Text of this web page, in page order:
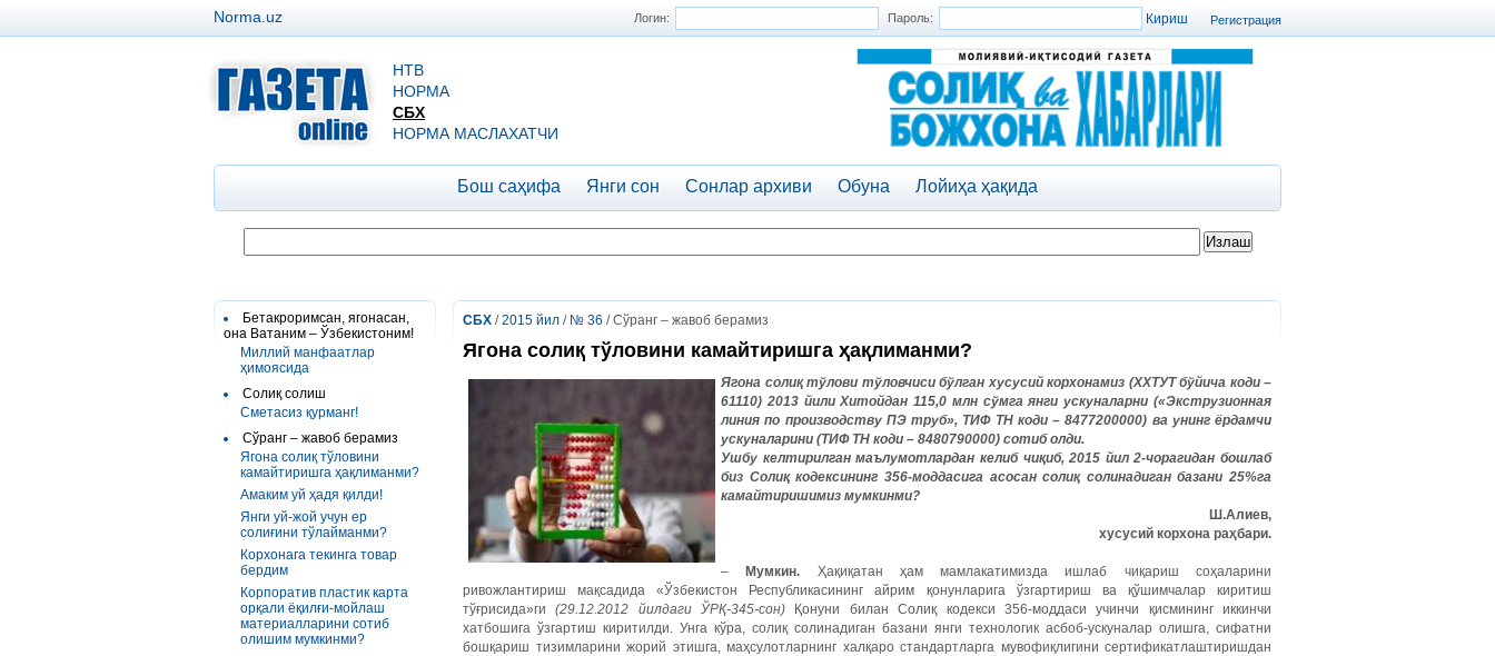
Регистрация
Логин: Пароль:
Norma.uz
НТВ
НОРМА
СБХ
НОРМА МАСЛАХАТЧИ
Бош саҳифа Янги сон Сонлар архиви Обуна Лойиҳа ҳақида
Бетакроримсан, ягонасан,
она Ватаним – Ўзбекистоним!
Миллий манфаатлар
ҳимоясида
Солиқ солиш
Сметасиз қурманг!
Сўранг – жавоб берамиз
Ягона солиқ тўловини
камайтиришга ҳақлиманми?
Амаким уй ҳадя қилди!
Янги уй-жой учун ер
солиғини тўлайманми?
Корхонага текинга товар
бердим
Корпоратив пластик карта
орқали ёқилғи-мойлаш
материалларини сотиб
олишим мумкинми?
СБХ /2015 йил / № 36 / Сўранг – жавоб берамиз
Ягона солиқ тўловини камайтиришга ҳақлиманми?
Ягона солиқ тўлови тўловчиси бўлган хусусий корхонамиз (ХХТУТ бўйича коди –
61110) 2013 йили Хитойдан 115,0 млн сўмга янги ускуналарни («Экструзионная
линия по производству ПЭ труб», ТИФ ТН коди – 8477200000) ва унинг ёрдамчи
ускуналарини (ТИФ ТН коди – 8480790000) сотиб олди.
Ушбу келтирилган маълумотлардан келиб чиқиб, 2015 йил 2-чорагидан бошлаб
биз Солиқ кодексининг 356-моддасига асосан солиқ солинадиган базани 25%га
камайтиришимиз мумкинми?
Ш.Алиев,
хусусий корхона раҳбари.
– Мумкин. Ҳақиқатан ҳам мамлакатимизда ишлаб чиқариш соҳаларини
ривожлантириш мақсадида «Ўзбекистон Республикасининг айрим қонунларига ўзгартириш ва қўшимчалар киритиш
тўғрисида»ги(29.12.2012 йилдаги ЎРҚ-345-сон) Қонуни билан Солиқ кодекси 356-моддаси учинчи қисмининг иккинчи
хатбошига ўзгартиш киритилди. Унга кўра, солиқ солинадиган базани янги технологик асбоб-ускуналар олишга, сифатни
бошқариш тизимларини жорий этишга, маҳсулотларнинг халқаро стандартларга мувофиқлигини сертификатлаштиришдан